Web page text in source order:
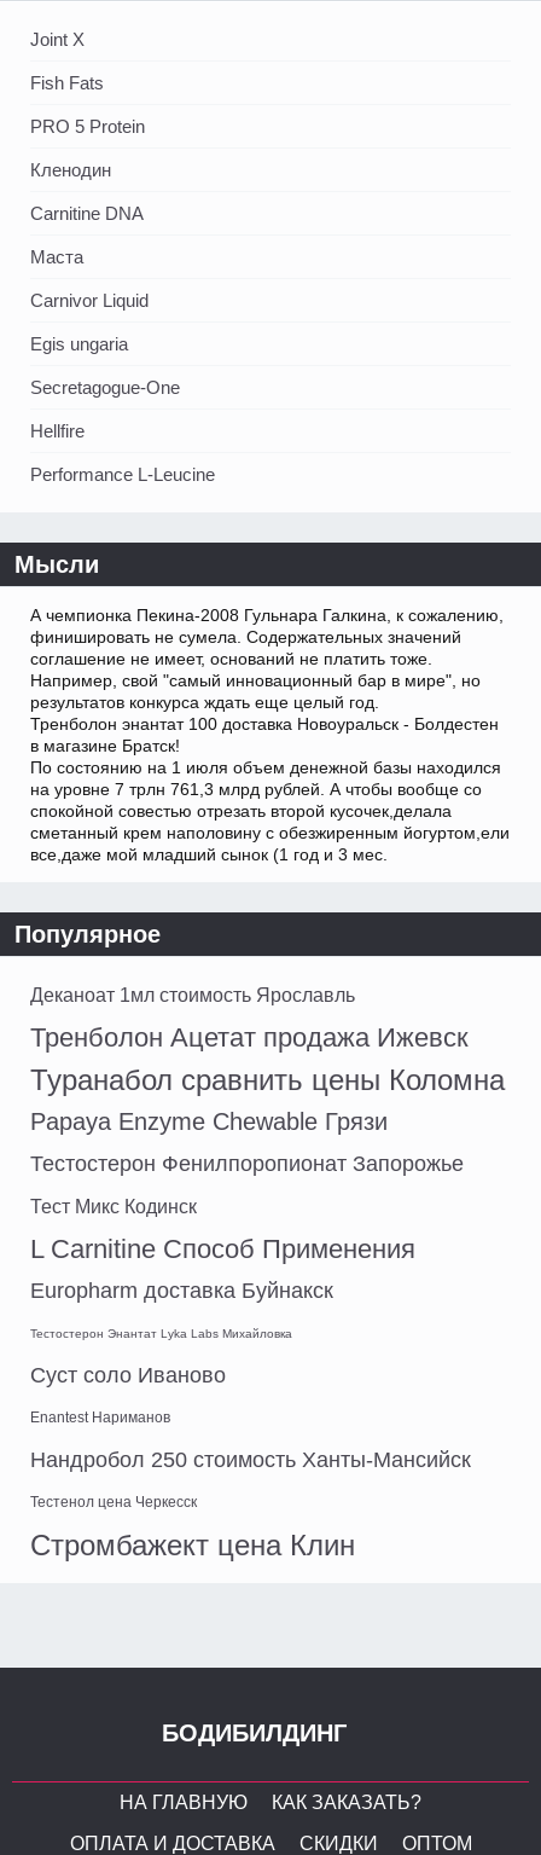
Joint X
Fish Fats
PRO 5 Protein
Кленодин
Carnitine DNA
Маста
Carnivor Liquid
Egis ungaria
Secretagogue-One
Hellfire
Performance L-Leucine
Мысли
А чемпионка Пекина-2008 Гульнара Галкина, к сожалению,
финишировать не сумела. Содержательных значений
соглашение не имеет, оснований не платить тоже.
Например, свой "самый инновационный бар в мире", но
результатов конкурса ждать еще целый год.
Тренболон энантат 100 доставка Новоуральск - Болдестен
в магазине Братск!
По состоянию на 1 июля объем денежной базы находился
на уровне 7 трлн 761,3 млрд рублей. А чтобы вообще со
спокойной совестью отрезать второй кусочек,делала
сметанный крем наполовину с обезжиренным йогуртом,ели
все,даже мой младший сынок (1 год и 3 мес.
Популярное
Деканоат 1мл стоимость Ярославль
Тренболон Ацетат продажа Ижевск
Туранабол сравнить цены Коломна
Papaya Enzyme Chewable Грязи
Тестостерон Фенилпоропионат Запорожье
Тест Микс Кодинск
L Carnitine Способ Применения
Europharm доставка Буйнакск
Тестостерон Энантат Lyka Labs Михайловка
Суст соло Иваново
Enantest Нариманов
Нандробол 250 стоимость Ханты-Мансийск
Тестенол цена Черкесск
Стромбажект цена Клин
БОДИБИЛДИНГ
НА ГЛАВНУЮ
КАК ЗАКАЗАТЬ?
ОПЛАТА И ДОСТАВКА
СКИДКИ ОПТОМ